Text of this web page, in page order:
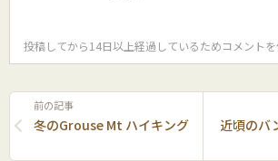
投稿してから14日以上経過しているためコメントを
前の記事
冬のGrouse Mt ハイキング
近頃の